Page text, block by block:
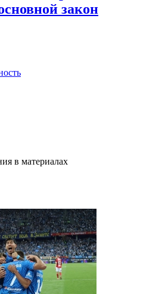
закон
в материалах